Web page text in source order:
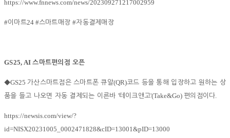
https://www.fnnews.com/news/202309271217002959
#이마트24 #스마트매장#자동결제매장
GS25, AI스마트편의점 오픈
◆GS25 가산스마트점은 스마트폰 큐알(QR)코드 등을 통해 입장하고 원하는 상
품을 들고 나오면 자동 결제되는 이른바 '테이크앤고'(Take&Go) 편의점이다.
https://newsis.com/view/?
id=NISX20231005_0002471828&cID=13001&pID=13000